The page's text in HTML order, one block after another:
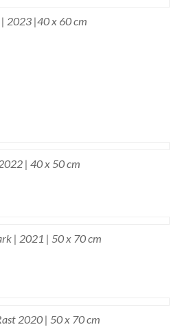
| 2023 |40 x 60 cm
| 40 x 50 cm
| 2021 | 50 x 70 cm
2020 | 50 x 70 cm